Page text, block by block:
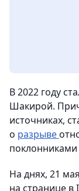
В 2022 году
Шакирой.
источниках,
о разрыве
На днях, 21
на странице